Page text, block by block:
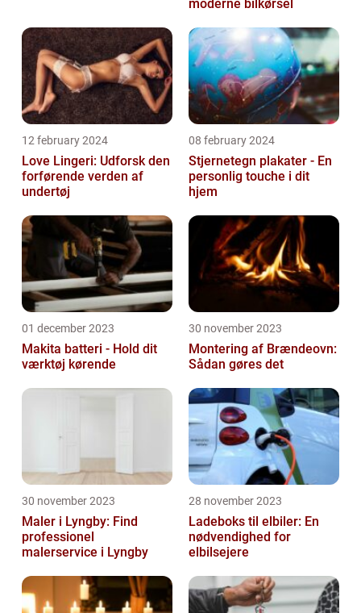
moderne bilkørsel
12 february 2024
Love Lingeri: Udforsk den
forførende verden af
undertøj
08 february 2024
Stjernetegn plakater - En
personlig touche i dit
hjem
01 december 2023
Makita batteri - Hold dit
værktøj kørende
30 november 2023
Montering af Brændeovn:
Sådan gøres det
30 november 2023
Maler i Lyngby: Find
professionel
malerservice i Lyngby
28 november 2023
Ladeboks til elbiler: En
nødvendighed for
elbilsejere